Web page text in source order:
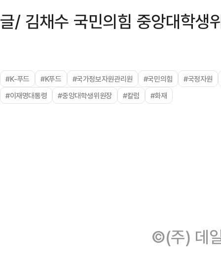
글/ 김채수 국민의힘 중앙대학생
#K-푸드 #K푸드 #국가정보자원관리원 #국민의힘
#국정자원
#이재명대통령
#중앙대학생위원장 #칼럼 #화재
©(주) 데